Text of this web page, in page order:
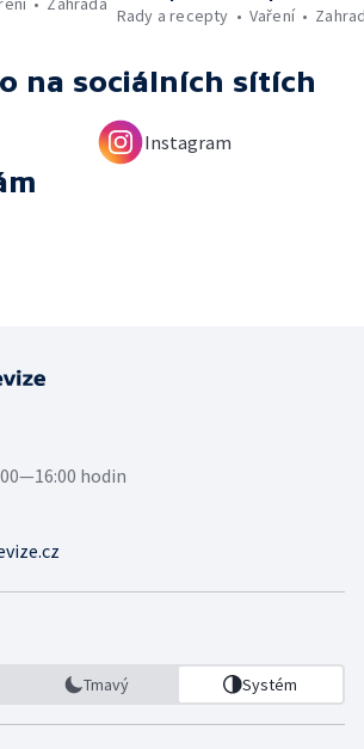
Rady a recepty
Vaření
na sociálních sítích
Instagram
hodin
Tmavý Systém